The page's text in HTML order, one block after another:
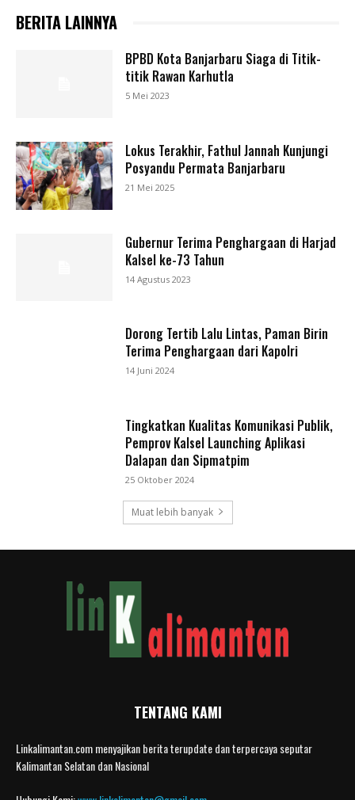
BERITA LAINNYA
BPBD Kota Banjarbaru Siaga di Titik-
titik Rawan Karhutla
5 Mei 2023
Lokus Terakhir, Fathul Jannah Kunjungi
Posyandu Permata Banjarbaru
21 Mei 2025
Gubernur Terima Penghargaan di Harjad
Kalsel ke-73 Tahun
14 Agustus 2023
Dorong Tertib Lalu Lintas, Paman Birin
Terima Penghargaan dari Kapolri
14 Juni 2024
Tingkatkan Kualitas Komunikasi Publik,
Pemprov Kalsel Launching Aplikasi
Dalapan dan Sipmatpim
25 Oktober 2024
Muat lebih banyak
TENTANG KAMI
Linkalimantan.com menyajikan berita terupdate dan terpercaya seputar
Kalimantan Selatan dan Nasional